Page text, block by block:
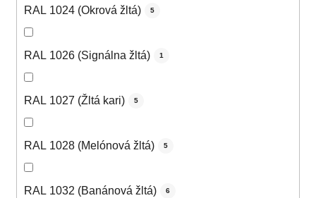
RAL 1024 (Okrová žltá) 5
RAL 1026 (Signálna žltá) 1
RAL 1027 (Žltá kari) 5
RAL 1028 (Melónová žltá) 5
RAL 1032 (Banánová žltá) 6